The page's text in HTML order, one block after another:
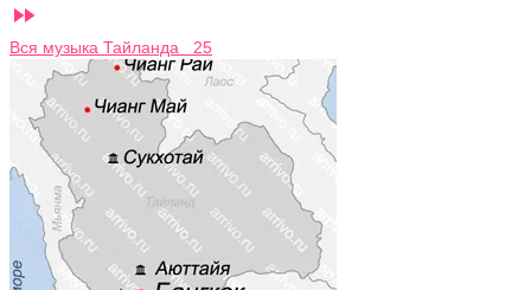

Вся музыка Тайланда 25